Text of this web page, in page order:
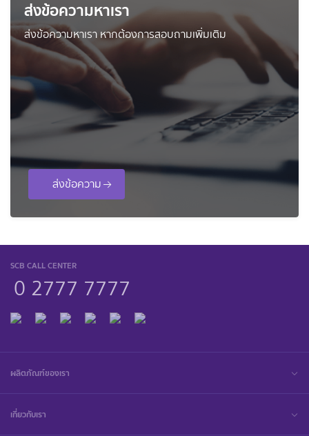
ส่งข้อความหาเรา
ส่งข้อความหาเรา หากต้องการสอบถามเพิ่มเติม
ส่งข้อความ
SCB CALL CENTER
0 2777 7777
ผลิตภัณฑ์ของเรา
เกี่ยวกับเรา